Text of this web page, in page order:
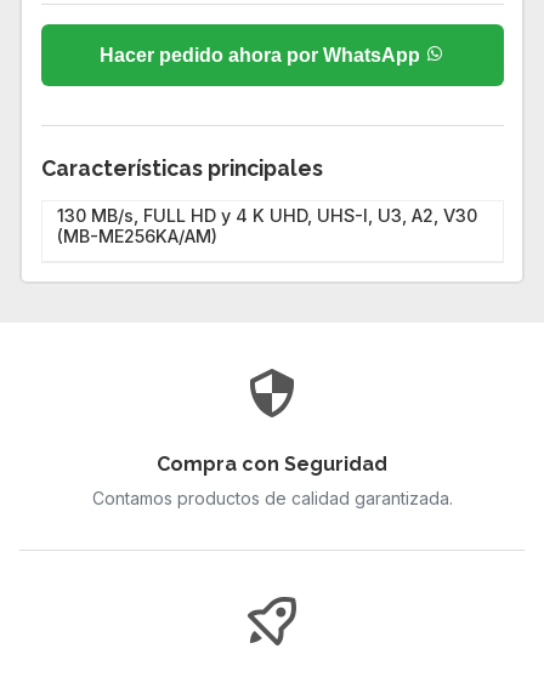
Hacer pedido ahora por WhatsApp
Características principales
130 MB/s, FULL HD y 4 K UHD, UHS-I, U3, A2, V30
(MB-ME256KA/AM)
Compra con Seguridad
Contamos productos de calidad garantizada.